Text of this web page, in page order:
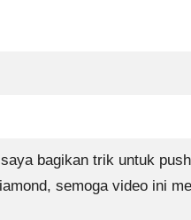
bagikan trik untuk
semoga video ini